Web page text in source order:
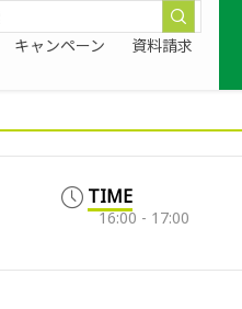
キャンペーン 資料請求
TIME
16:00 - 17:00